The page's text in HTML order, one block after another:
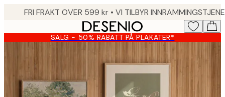
content.
SALG - 50% RABATT PÅ PLAKATER*